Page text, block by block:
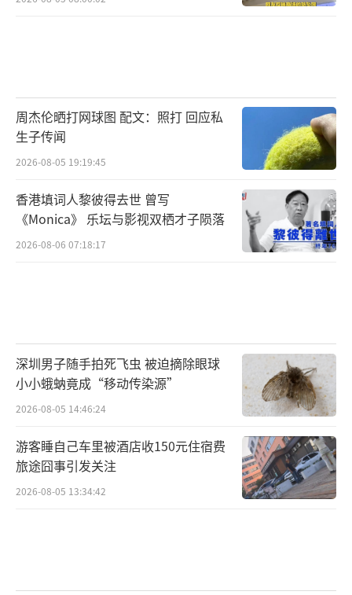
《指南》建议每周2到3次，每次30到60分
钟的抗阻运动对延缓肌少症的发展尤为重要。
首都医科大学附属北京友谊医院营养科副
主任医师丁冰杰：
吃很容易，但很多人蛋白质虽然吃够了，
却缺少把蛋白质转化成肌肉的关键刺激，就是
运动。所以需要我们正确地吃，保证我们优质
蛋白的充足，同时也需要一定运动的刺激，然
周杰伦晒打网球图 配文：照打 回应私
生子传闻
2026-08-05 19:19:45
香港填词人黎彼得去世 曾写
《Monica》 乐坛与影视双栖才子陨落
2026-08-06 07:18:17
深圳男子随手拍死飞虫 被迫摘除眼球
小小蛾蚋竟成“移动传染源”
2026-08-05 14:46:24
游客睡自己车里被酒店收150元住宿费
旅途囧事引发关注
2026-08-05 13:34:42